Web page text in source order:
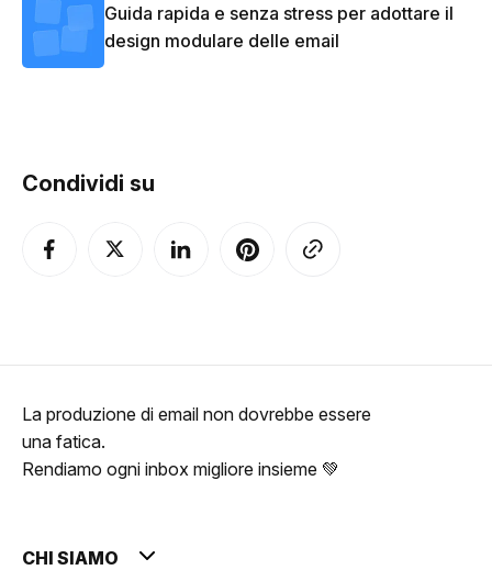
Guida rapida e senza stress per adottare il
design modulare delle email
Condividi su
La produzione di email non dovrebbe essere
una fatica.
Rendiamo ogni inbox migliore insieme 💚
CHI SIAMO